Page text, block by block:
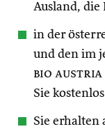
Ausland,
in der
und den im
bio austria
Sie
Sie